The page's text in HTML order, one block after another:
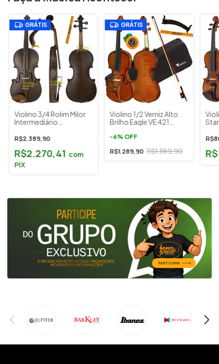
GRÁTIS
Violino 3/4 Rolim Milor
Intermediário
Estojo e Acessórios
R$2.389,90
R$2.270,41 com
PIX
GRÁTIS
Violino 1/2 Verniz Alto
Brilho Eagle VE 421
Breu Espaleira
-6% OFF
R$1.289,90 R$1.369,90